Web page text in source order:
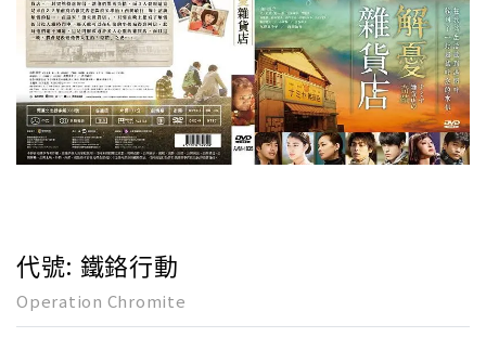
代號: 鐵鉻行動
Operation Chromite